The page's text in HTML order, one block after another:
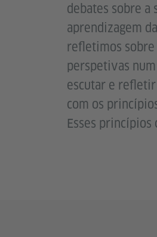
debates sobre a
aprendizagem
refletimos
perspetivas
escutar e
com os
Esses princípios